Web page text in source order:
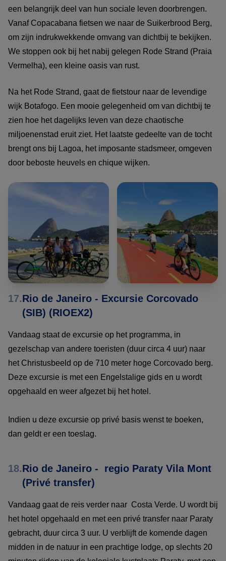
een belangrijk deel van hun sociale leven doorbrengen.
Vanaf Copacabana fietsen we naar de Suikerbrood Berg,
om zijn indrukwekkende omvang van dichtbij te bekijken.
We stoppen ook bij het nabij gelegen Rode Strand (Praia
Vermelha), een kleine oasis van rust.
Na het Rode Strand, gaat de fietstour naar de levendige
wijk Botafogo. Een mooie gelegenheid om van dichtbij te
zien hoe het dagelijks leven van deze chaotische
miljoenenstad eruit ziet. Het laatste gedeelte van de tocht
brengt ons bij Lagoa, het imposante stadsmeer, omgeven
door beboste heuvels en chique wijken.
17.Rio de Janeiro - Excursie Corcovado
(SIB) (RIOEX2)
Vandaag staat de excursie op het programma, in
gezelschap van andere toeristen (duur circa 4 uur) naar
het Christusbeeld op de 710 meter hoge Corcovado berg.
Deze excursie is met een Engelstalige gids en u wordt
opgehaald en weer afgezet bij het hotel.
Indien u deze excursie op privé basis wenst te boeken,
dan geldt er een toeslag.
18.Rio de Janeiro - regio Paraty Vila Mont
(Privé transfer)
Vandaag gaat de reis verder naar Costa Verde. U wordt bij
het hotel opgehaald en met een privé transfer naar Paraty
gebracht, duur circa 3 uur. U verblijft de komende dagen
midden in de natuur in een prachtige lodge, op slechts 20